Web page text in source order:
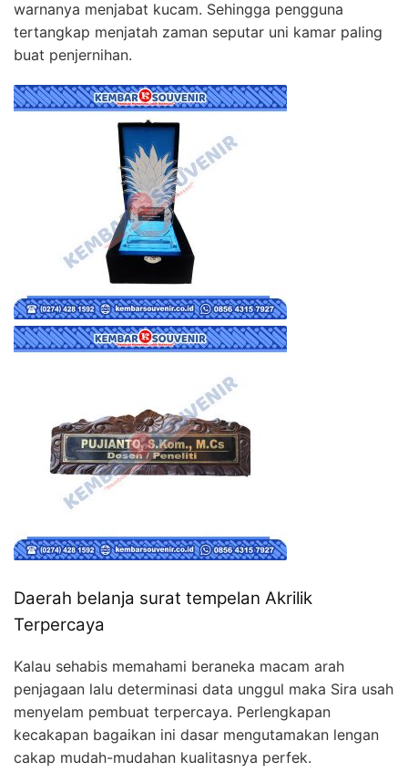
warnanya menjabat kucam. Sehingga pengguna
tertangkap menjatah zaman seputar uni kamar paling
buat penjernihan.
Daerah belanja surat tempelan Akrilik
Terpercaya
Kalau sehabis memahami beraneka macam arah
penjagaan lalu determinasi data unggul maka Sira usah
menyelam pembuat terpercaya. Perlengkapan
kecakapan bagaikan ini dasar mengutamakan lengan
cakap mudah-mudahan kualitasnya perfek.